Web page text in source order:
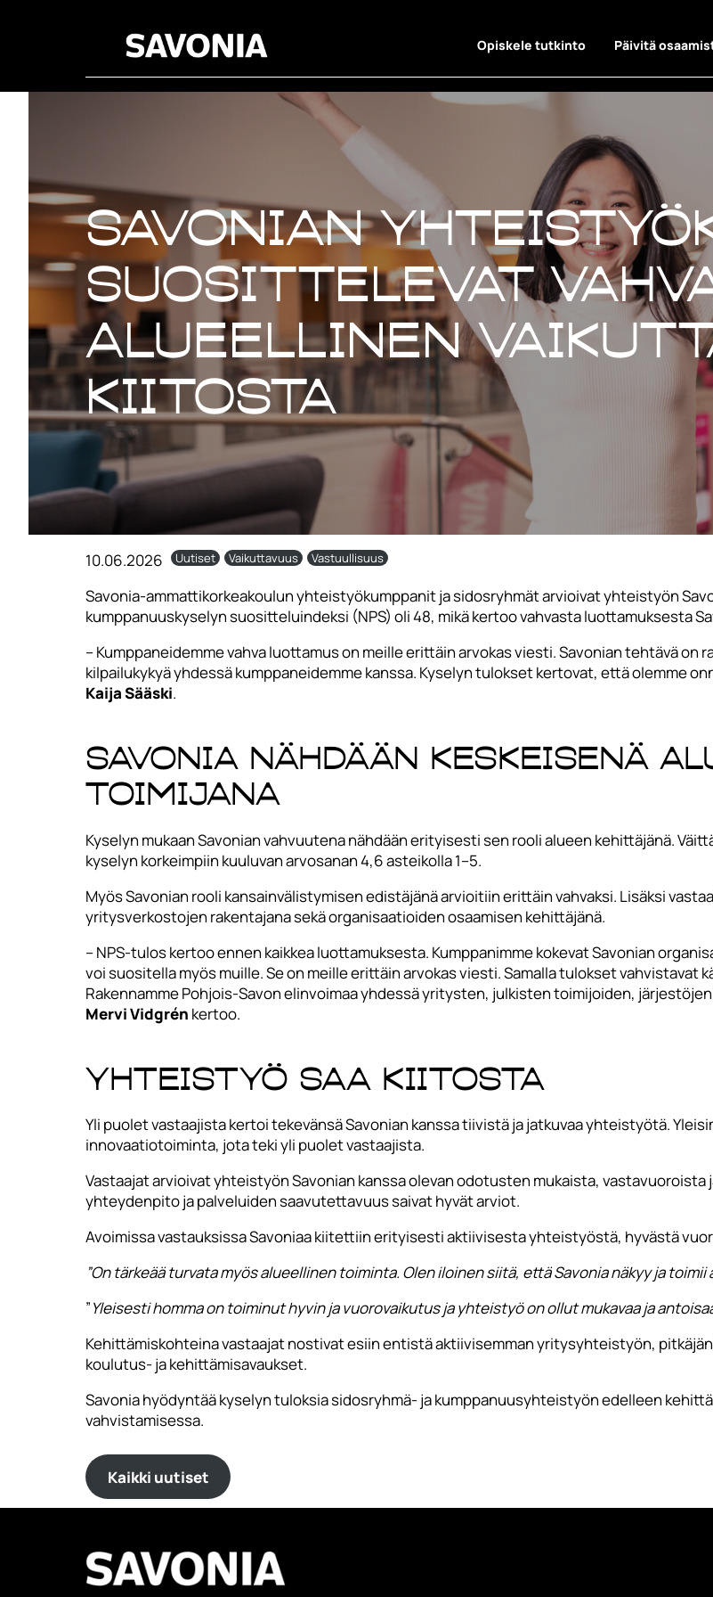
Opiskele tutkinto Päivitä
Savonian
suosittelevat
alueellinen
kiitosta
10.06.2026 Uutiset Vaikuttavuus Vastuullisuus
Savonia-ammattikorkeakoulun yhteistyökumppanit ja sidosryhmät arvioivat yhteistyön
kumppanuuskyselyn suositteluindeksi (NPS) oli 48, mikä kertoo vahvasta luottamuksesta
– Kumppaneidemme vahva luottamus on meille erittäin arvokas viesti. Savonian tehtävä on
kilpailukykyä yhdessä kumppaneidemme kanssa. Kyselyn tulokset kertovat, että olemme
Kaija Sääski.
Savonia nähdään keskeisenä
toimijana
Kyselyn mukaan Savonian vahvuutena nähdään erityisesti sen rooli alueen kehittäjänä.
kyselyn korkeimpiin kuuluvan arvosanan 4,6 asteikolla 1–5.
Myös Savonian rooli kansainvälistymisen edistäjänä arvioitiin erittäin vahvaksi. Lisäksi
yritysverkostojen rakentajana sekä organisaatioiden osaamisen kehittäjänä.
– NPS-tulos kertoo ennen kaikkea luottamuksesta. Kumppanimme kokevat Savonian
voi suositella myös muille. Se on meille erittäin arvokas viesti. Samalla tulokset vahvistavat
Rakennamme Pohjois-Savon elinvoimaa yhdessä yritysten, julkisten toimijoiden,
Mervi Vidgrén kertoo.
Yhteistyö saa kiitosta
Yli puolet vastaajista kertoi tekevänsä Savonian kanssa tiivistä ja jatkuvaa yhteistyötä.
innovaatiotoiminta, jota teki yli puolet vastaajista.
Vastaajat arvioivat yhteistyön Savonian kanssa olevan odotusten mukaista,
yhteydenpito ja palveluiden saavutettavuus saivat hyvät arviot.
Avoimissa vastauksissa Savoniaa kiitettiin erityisesti aktiivisesta yhteistyöstä, hyvästä
”On tärkeää turvata myös alueellinen toiminta. Olen iloinen siitä, että Savonia näkyy ja
”Yleisesti homma on toiminut hyvin ja vuorovaikutus ja yhteistyö on ollut mukavaa ja
Kehittämiskohteina vastaajat nostivat esiin entistä aktiivisemman yritysyhteistyön,
koulutus- ja kehittämisavaukset.
Savonia hyödyntää kyselyn tuloksia sidosryhmä- ja kumppanuusyhteistyön edelleen
vahvistamisessa.
Kaikki uutiset